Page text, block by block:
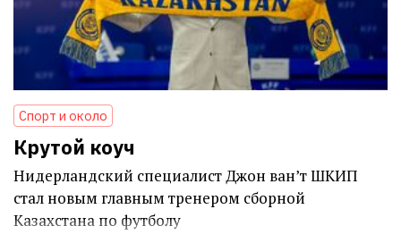
Спорт и около
Крутой коуч
Нидерландский специалист Джон ван’т ШКИП
стал новым главным тренером сборной
Казахстана по футболу